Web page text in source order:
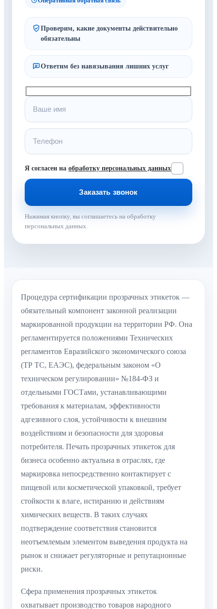
Проверим, какие документы действительно
обязательны
Ответим без навязывания лишних услуг
Я согласен на обработку персональных данных
Нажимая кнопку, вы соглашаетесь на обработку
персональных данных.
Процедура сертификации прозрачных этикеток —
обязательный компонент законной реализации
маркированной продукции на территории РФ. Она
регламентируется положениями Технических
регламентов Евразийского экономического союза
(ТР ТС, ЕАЭС), федеральным законом «О
техническом регулировании» №184-ФЗ и
отдельными ГОСТами, устанавливающими
требования к материалам, эффективности
адгезивного слоя, устойчивости к внешним
воздействиям и безопасности для здоровья
потребителя. Печать прозрачных этикеток для
бизнеса особенно актуальна в отраслях, где
маркировка непосредственно контактирует с
пищевой или косметической упаковкой, требует
стойкости к влаге, истиранию и действиям
химических веществ. В таких случаях
подтверждение соответствия становится
неотъемлемым элементом выведения продукта на
рынок и снижает регуляторные и репутационные
риски.
Сфера применения прозрачных этикеток
охватывает производство товаров народного